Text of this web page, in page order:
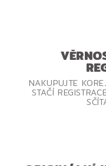
NAKUPUJTE
STAČÍ